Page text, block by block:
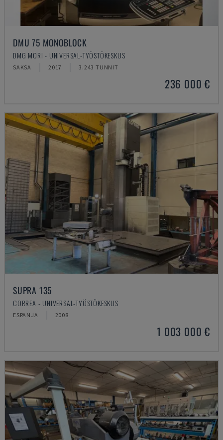
DMU 75 MONOBLOCK
DMG MORI - UNIVERSAL-TYÖSTÖKESKUS
SAKSA 2017 3.243 TUNNIT
236 000 €
SUPRA 135
CORREA - UNIVERSAL-TYÖSTÖKESKUS
ESPANJA 2008
1 003 000 €